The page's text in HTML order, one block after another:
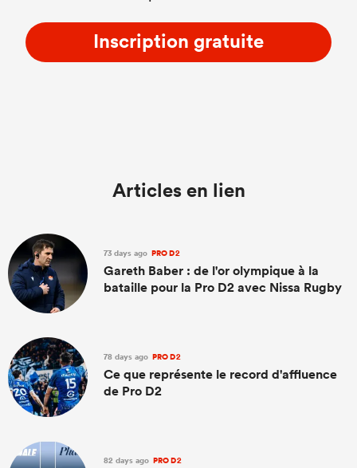
Inscription gratuite
Articles en lien
73 days ago PRO D2
Gareth Baber : de l'or olympique à la
bataille pour la Pro D2 avec Nissa Rugby
78 days ago PRO D2
Ce que représente le record d'affluence
de Pro D2
82 days ago PRO D2